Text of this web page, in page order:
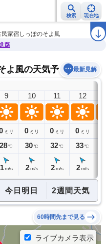
検索 現在地
警報・注意報 2週間天気 ラ
民家宿しっぽのそよ風
路
よ風の天気予報 最新見解
9
ミリ
28℃
1 m/s
10
0 ミリ
30℃
2 m/s
11
0 ミリ
32℃
2 m/s
12
0 ミリ
33℃
2 m/s
今日明日 2週間天気
60時間先まで見る